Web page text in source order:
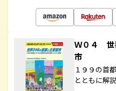
Ｗ０４ 世
市
１９９の首
とともに解説